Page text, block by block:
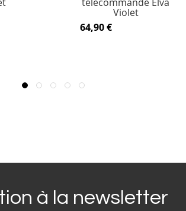
Violet
64,90 €
à la newsletter